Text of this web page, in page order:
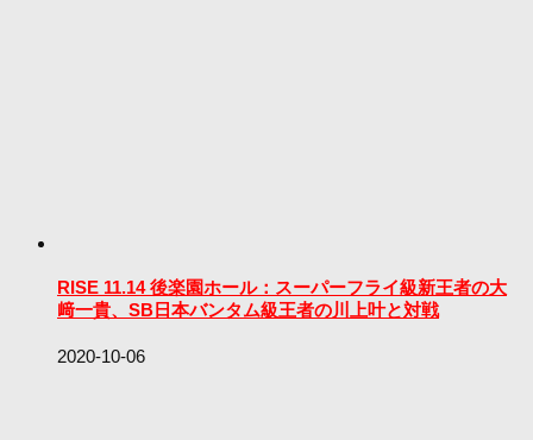
RISE 11.14 後楽園ホール：スーパーフライ級新王者の大
﨑一貴、SB日本バンタム級王者の川上叶と対戦
2020-10-06